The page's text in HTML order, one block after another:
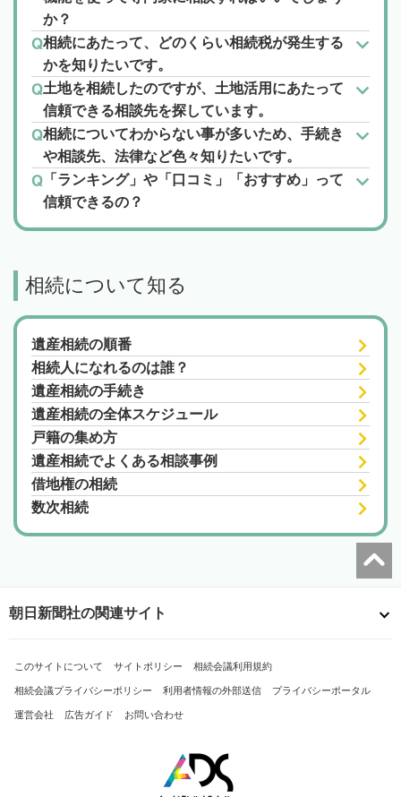
か？
相続にあたって、どのくらい相続税が発生する
かを知りたいです。
土地を相続したのですが、土地活用にあたって
信頼できる相談先を探しています。
相続についてわからない事が多いため、手続き
や相談先、法律など色々知りたいです。
「ランキング」や「口コミ」「おすすめ」って
信頼できるの？
相続について知る
遺産相続の順番
相続人になれるのは誰？
遺産相続の手続き
遺産相続の全体スケジュール
戸籍の集め方
遺産相続でよくある相談事例
借地権の相続
数次相続
朝日新聞社の関連サイト
このサイトについて サイトポリシー 相続会議利用規約
相続会議プライバシーポリシー 利用者情報の外部送信 プライバシーポータル
運営会社 広告ガイド お問い合わせ